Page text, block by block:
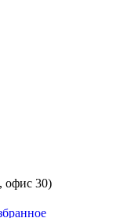
офис 30)